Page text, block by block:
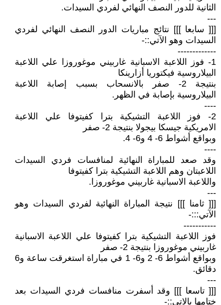
الثانية للدور النصف النهائي لفردي السيدات.
---
[[[ سابعا ]]] نتائج مباريات الدور النصف النهائي لفردي
السيدات وهو الآتي::-
-------------
1- فوز اللاعبة الاسبانية غاربيني موغوروزا علي اللاعبة
البيلاروسية فيكتوريا أزارينكا
بنتيجة 2- صفر بالانسحاب بسبب إصابة اللاعبة
البيلاروسية بإصابة في الظهر.
----
2- فوز اللاعبة التشيكية بترا كفيتوفا علي اللاعبة
الامريكية جيسكا بيجولا بنتيجة 2- صفر
وبواقع أشواط 6- 4 و6- 4.
----
وقد صعد للمباراة النهائية لمنافسات فردي السيدات
اللاعبتان وهم اللاعبة التشيكية بترا كفيتوفا
واللاعبة الاسبانية غاربيني موغوروزا.
---
[[[ ثامنا ]]] نتيجة المباراة النهائية لفردي السيدات وهو
الآتي:::-
-----------
فوز اللاعبة التشيكية بترا كفيتوفا علي اللاعبة الاسبانية
غاربيني موغوروزا بنتيجة 2- صفر
وبواقع أشواط 6- 2 و6- 1 في مباراة استغرقت ساعة و6
دقائق.
---
[[[ تاسعا ]]] وقد أسفرت منافسات فردي السيدات بعد
ختامها بالاتي::-